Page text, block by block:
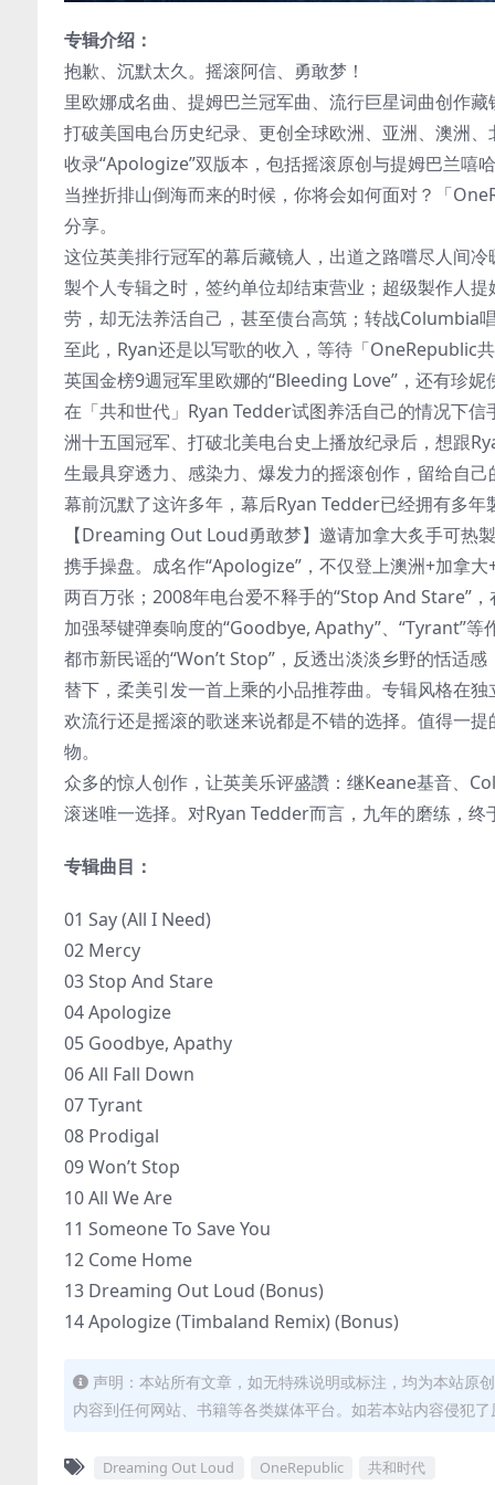
专辑介绍：
抱歉、沉默太久。摇滚阿信、勇敢梦！
里欧娜成名曲、提姆巴兰冠军曲、流行巨星词曲创作
打破美国电台历史纪录、更创全球欧洲、亚洲、澳洲
收录“Apologize”双版本，包括摇滚原创与提姆巴兰嘻
当挫折排山倒海而来的时候，你将会如何面对？「
分享。
这位英美排行冠军的幕后藏镜人，出道之路嚐尽人间
製个人专辑之时，签约单位却结束营业；超级製作人
劳，却无法养活自己，甚至债台高筑；转战Columbia
至此，Ryan还是以写歌的收入，等待「OneRepublic
英国金榜9週冠军里欧娜的“Bleeding Love”，还有珍
在「共和世代」Ryan Tedder试图养活自己的情况下
洲十五国冠军、打破北美电台史上播放纪录后，想跟
生最具穿透力、感染力、爆发力的摇滚创作，留给自
幕前沉默了这许多年，幕后Ryan Tedder已经拥有多年
【Dreaming Out Loud勇敢梦】邀请加拿大炙手可热
携手操盘。成名作“Apologize”，不仅登上澳洲+加拿
两百万张；2008年电台爱不释手的“Stop And Stare”
加强琴键弹奏响度的“Goodbye, Apathy”、“Tyrant”
都市新民谣的“Won’t Stop”，反透出淡淡乡野的恬适
替下，柔美引发一首上乘的小品推荐曲。专辑风格在
欢流行还是摇滚的歌迷来说都是不错的选择。值得一
物。
众多的惊人创作，让英美乐评盛讚：继Keane基音、
滚迷唯一选择。对Ryan Tedder而言，九年的磨练，
专辑曲目：
01 Say (All I Need)
02 Mercy
03 Stop And Stare
04 Apologize
05 Goodbye, Apathy
06 All Fall Down
07 Tyrant
08 Prodigal
09 Won’t Stop
10 All We Are
11 Someone To Save You
12 Come Home
13 Dreaming Out Loud (Bonus)
14 Apologize (Timbaland Remix) (Bonus)
声明：本站所有文章，如无特殊说明或标注，均为本站原
内容到任何网站、书籍等各类媒体平台。如若本站内容侵犯
Dreaming Out Loud OneRepublic 共和时代